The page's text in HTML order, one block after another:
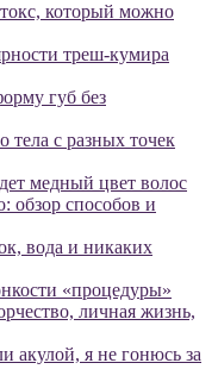
который можно
треш-кумира
губ без
с разных точек
медный цвет волос
обзор способов и
вода и никаких
«процедуры»
личная жизнь,
акулой, я не гонюсь за